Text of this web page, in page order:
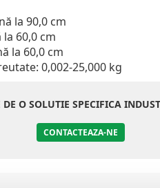
la 90,0 cm
60,0 cm
la 60,0 cm
0,002-25,000 kg
O SOLUTIE SPECIFICA
CONTACTEAZA-NE